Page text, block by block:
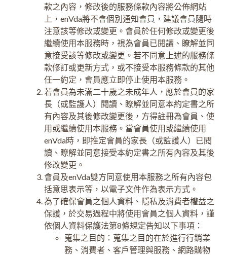
款之內容，修改後的服務條款內容將公佈網站
上，enVda將不會個別通知會員，建議會員隨時
注意該等修改或變更。會員於任何修改或變更後
繼續使用本服務時，視為會員已閱讀、瞭解並同
意接受該等修改或變更。若不同意上述的服務條
款修訂或更新方式，或不接受本服務條款的其他
任一約定，會員應立即停止使用本服務。
若會員為未滿二十歲之未成年人，應於會員的家
長（或監護人）閱讀、瞭解並同意本約定書之所
有內容及其後修改變更後，方得註冊為會員、使
用或繼續使用本服務。當會員使用或繼續使用
enVda時，即推定會員的家長（或監護人）已閱
讀、瞭解並同意接受本約定書之所有內容及其後
修改變更。
會員及enVda雙方同意使用本服務之所有內容包
括意思表示等，以電子文件作為表示方式。
為了確保會員之個人資料、隱私及消費者權益之
保護，於交易過程中將使用會員之個人資料，謹
依個人資料保護法第8條規定告知以下事項：
蒐集之目的：蒐集之目的在於進行行銷業
務、消費者、客戶管理與服務、網路購物